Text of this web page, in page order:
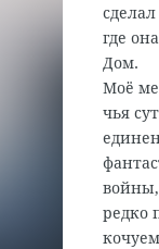
где
Дом.
Моё
чья
войны,
редко